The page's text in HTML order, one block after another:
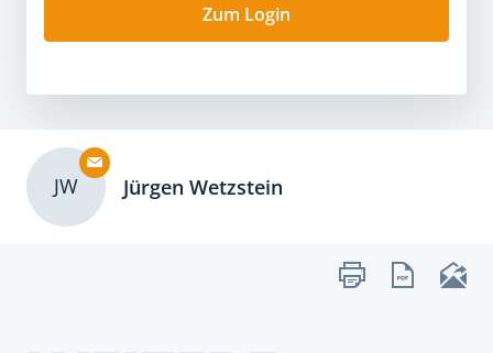
Zum Login
JW Jürgen Wetzstein